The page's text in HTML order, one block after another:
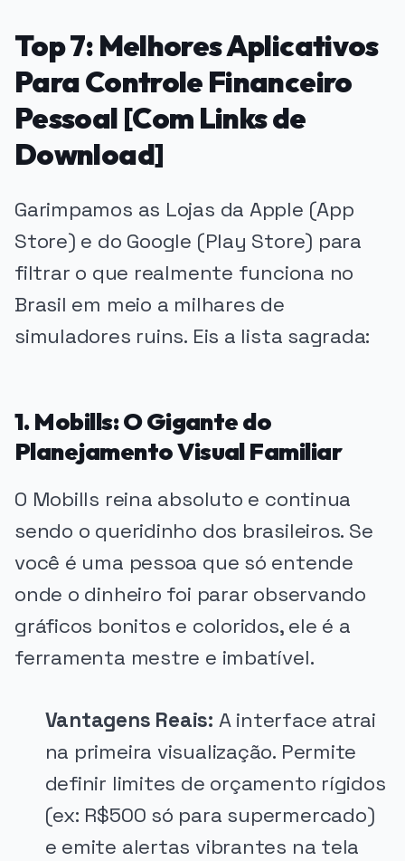
Top 7: Melhores Aplicativos
Para Controle Financeiro
Pessoal [Com Links de
Download]
Garimpamos as Lojas da Apple (App
Store) e do Google (Play Store) para
filtrar o que realmente funciona no
Brasil em meio a milhares de
simuladores ruins. Eis a lista sagrada:
1. Mobills: O Gigante do
Planejamento Visual Familiar
O Mobills reina absoluto e continua
sendo o queridinho dos brasileiros. Se
você é uma pessoa que só entende
onde o dinheiro foi parar observando
gráficos bonitos e coloridos, ele é a
ferramenta mestre e imbatível.
Vantagens Reais: A interface atrai
na primeira visualização. Permite
definir limites de orçamento rígidos
(ex: R$500 só para supermercado)
e emite alertas vibrantes na tela